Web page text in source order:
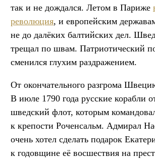
так и не дождался. Летом в Париже
революция, и европейским
не до далёких балтийских дел.
трещал по швам. Патриотический
сменился глухим раздражением.
От окончательного разгрома
В июле 1790 года русские корабли
шведский флот, которым
к крепости Роченсальм. Адмирал
очень хотел сделать подарок
к годовщине её восшествия на